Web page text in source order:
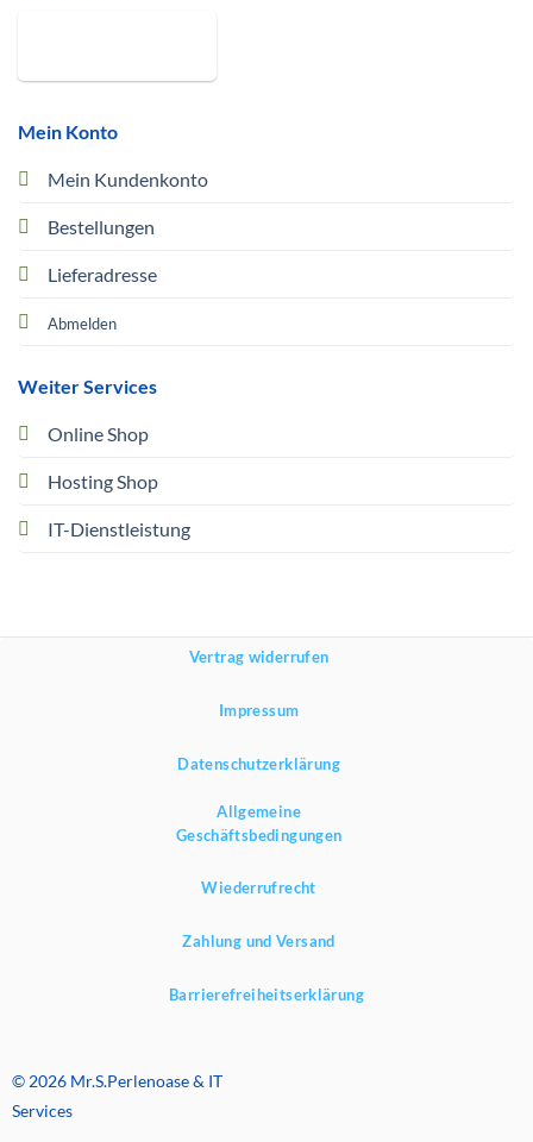
Mein Konto
Mein Kundenkonto
Bestellungen
Lieferadresse
Abmelden
Weiter Services
Online Shop
Hosting Shop
IT-Dienstleistung
Vertrag widerrufen
Impressum
Datenschutzerklärung
Allgemeine
Geschäftsbedingungen
Wiederrufrecht
Zahlung und Versand
Barrierefreiheitserklärung
© 2026 Mr.S.Perlenoase & IT
Services